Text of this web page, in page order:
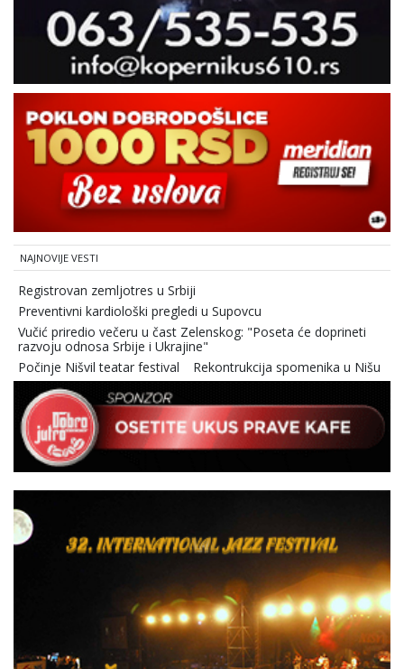
NAJNOVIJE VESTI
Registrovan zemljotres u Srbiji
Preventivni kardiološki pregledi u Supovcu
Vučić priredio večeru u čast Zelenskog: "Poseta će doprineti
razvoju odnosa Srbije i Ukrajine"
Počinje Nišvil teatar festival
Rekontrukcija spomenika u Nišu